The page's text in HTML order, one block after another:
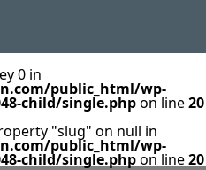
0 in
public_html/wp-
child/single.phpon line20
"slug" on null in
public_html/wp-
child/single.phpon line20